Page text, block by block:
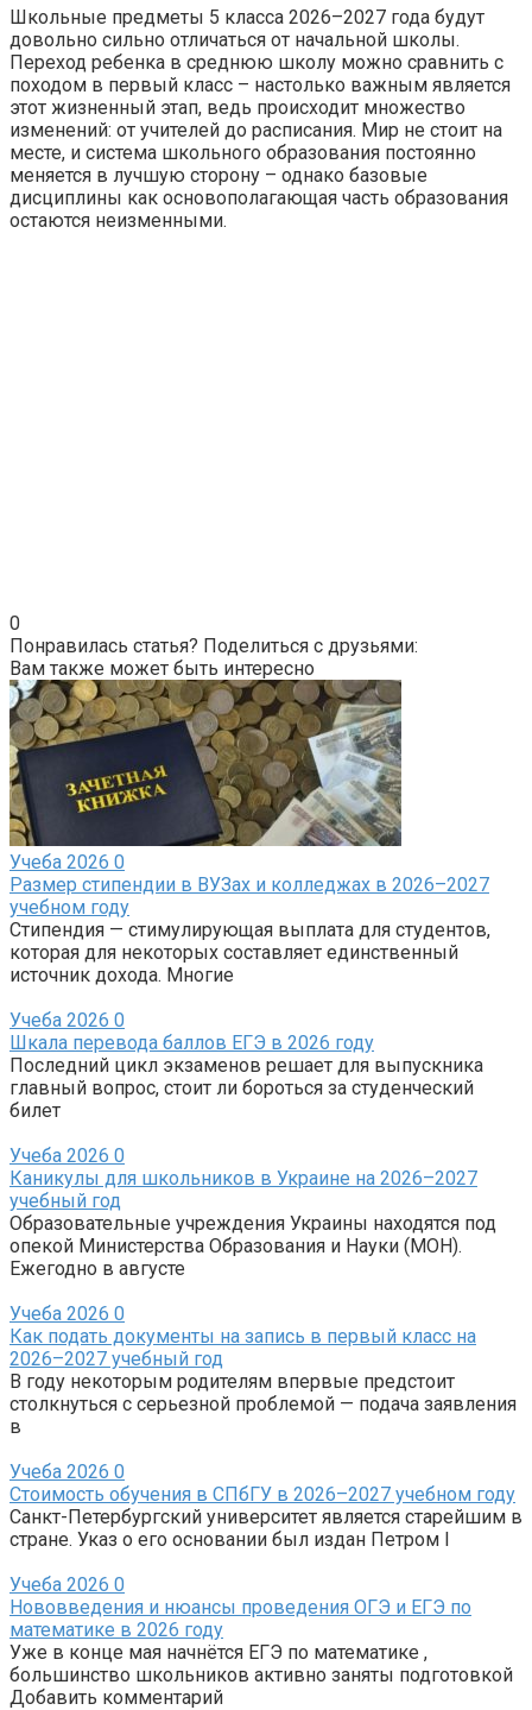
Школьные предметы 5 класса 2026–2027 года будут
довольно сильно отличаться от начальной школы.
Переход ребенка в среднюю школу можно сравнить с
походом в первый класс – настолько важным является
этот жизненный этап, ведь происходит множество
изменений: от учителей до расписания. Мир не стоит на
месте, и система школьного образования постоянно
меняется в лучшую сторону – однако базовые
дисциплины как основополагающая часть образования
остаются неизменными.
0
Понравилась статья? Поделиться с друзьями:
Вам также может быть интересно
Учеба 2026 0
Размер стипендии в ВУЗах и колледжах в 2026–2027
учебном году
Стипендия — стимулирующая выплата для студентов,
которая для некоторых составляет единственный
источник дохода. Многие
Учеба 2026 0
Шкала перевода баллов ЕГЭ в 2026 году
Последний цикл экзаменов решает для выпускника
главный вопрос, стоит ли бороться за студенческий
билет
Учеба 2026 0
Каникулы для школьников в Украине на 2026–2027
учебный год
Образовательные учреждения Украины находятся под
опекой Министерства Образования и Науки (МОН).
Ежегодно в августе
Учеба 2026 0
Как подать документы на запись в первый класс на
2026–2027 учебный год
В году некоторым родителям впервые предстоит
столкнуться с серьезной проблемой — подача заявления
в
Учеба 2026 0
Стоимость обучения в СПбГУ в 2026–2027 учебном году
Санкт-Петербургский университет является старейшим в
стране. Указ о его основании был издан Петром I
Учеба 2026 0
Нововведения и нюансы проведения ОГЭ и ЕГЭ по
математике в 2026 году
Уже в конце мая начнётся ЕГЭ по математике ,
большинство школьников активно заняты подготовкой
Добавить комментарий